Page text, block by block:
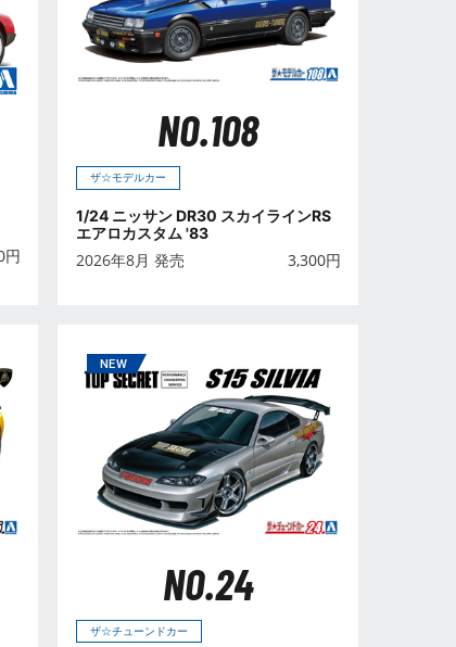
円
NO.108
ザ☆モデルカー
1/24 ニッサン DR30 スカイラインRS
エアロカスタム '83
2026年8月 発売 3,300円
NO.24
ザ☆チューンドカー